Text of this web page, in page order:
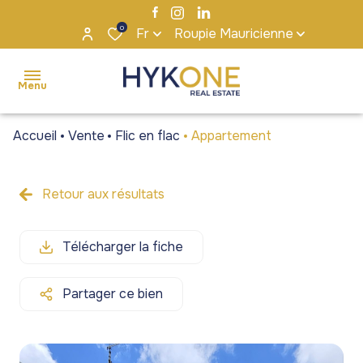
0 Fr Roupie Mauricienne
Menu
ventes
Maisons
Appartements
Bureaux et
Maisons
Appartements
Bureaux et
agence
Accueil Vente Flic en flac Appartement
Retour aux résultats
Télécharger la fiche
Partager ce bien